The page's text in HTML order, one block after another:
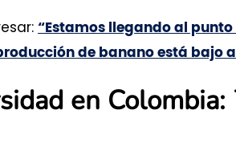
“Estamos llegando al
de banano está bajo
en